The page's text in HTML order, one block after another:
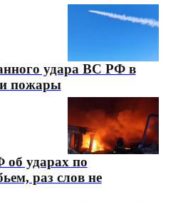
удара ВС РФ в
пожары
ударах по
раз слов не